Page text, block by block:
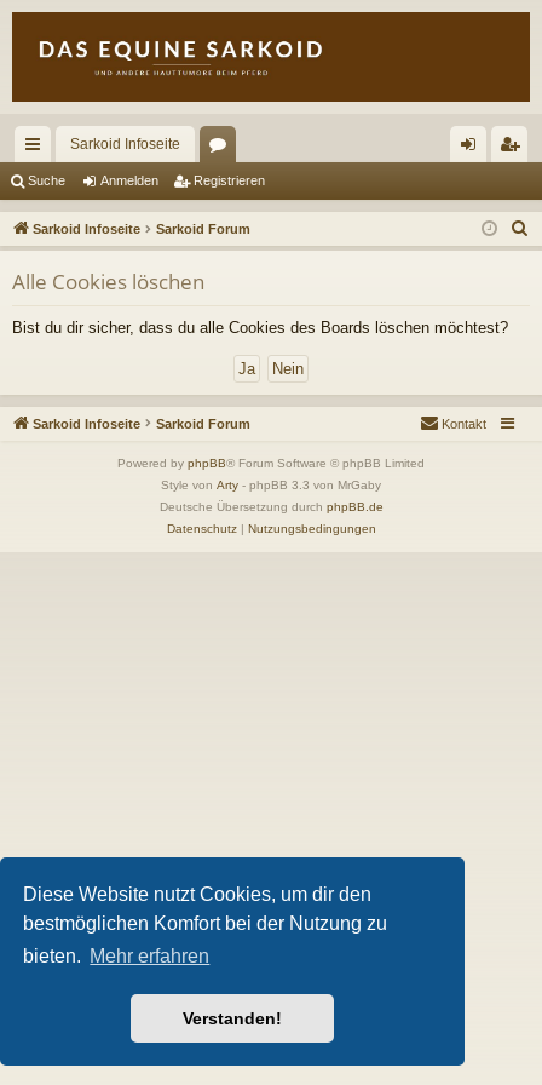
Diese Website nutzt Cookies, um dir den
bestmöglichen Komfort bei der Nutzung zu
bieten. Mehr erfahren
Verstanden!
ch
ne
llz
ug
riff
Sarkoid Infoseite
or
en m
el
n
ist
rie
Suche Anmelden Registrieren
Sarkoid Infoseite Sarkoid Forum
u
Alle Cookies löschen
Bist du dir sicher, dass du alle Cookies des Boards löschen möchtest?
Sarkoid Infoseite Sarkoid Forum Kontakt
Powered by phpBB® Forum Software © phpBB Limited
Style von Arty - phpBB 3.3 von MrGaby
Deutsche Übersetzung durch phpBB.de
Datenschutz| Nutzungsbedingungen